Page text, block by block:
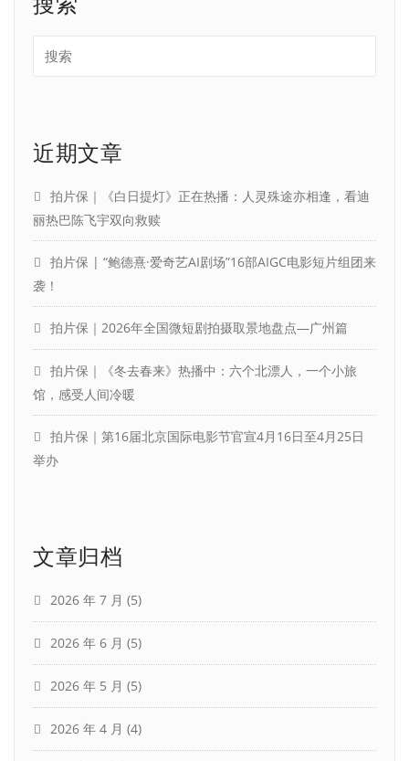
近期文章
拍片保｜《白日提灯》正在热播：人灵殊途亦相逢，看迪
丽热巴陈飞宇双向救赎
拍片保 | “鲍德熹·爱奇艺AI剧场”16部AIGC电影短片组团来
袭！
拍片保｜2026年全国微短剧拍摄取景地盘点—广州篇
拍片保｜《冬去春来》热播中：六个北漂人，一个小旅
馆，感受人间冷暖
拍片保｜第16届北京国际电影节官宣4月16日至4月25日
举办
文章归档
2026 年 7 月 (5)
2026 年 6 月 (5)
2026 年 5 月 (5)
2026 年 4 月 (4)